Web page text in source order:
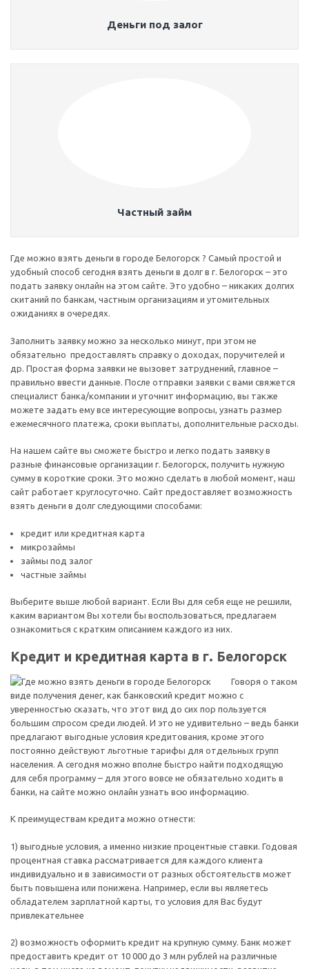
Деньги под залог
Частный займ
Где можно взять деньги в городе Белогорск ? Самый простой и
удобный способ сегодня взять деньги в долг в г. Белогорск – это
подать заявку онлайн на этом сайте. Это удобно – никаких долгих
скитаний по банкам, частным организациям и утомительных
ожиданиях в очередях.
Заполнить заявку можно за несколько минут, при этом не
обязательно предоставлять справку о доходах, поручителей и
др. Простая форма заявки не вызовет затруднений, главное –
правильно ввести данные. После отправки заявки с вами свяжется
специалист банка/компании и уточнит информацию, вы также
можете задать ему все интересующие вопросы, узнать размер
ежемесячного платежа, сроки выплаты, дополнительные расходы.
На нашем сайте вы сможете быстро и легко подать заявку в
разные финансовые организации г. Белогорск, получить нужную
сумму в короткие сроки. Это можно сделать в любой момент, наш
сайт работает круглосуточно. Сайт предоставляет возможность
взять деньги в долг следующими способами:
кредит или кредитная карта
микрозаймы
займы под залог
частные займы
Выберите выше любой вариант. Если Вы для себя еще не решили,
каким вариантом Вы хотели бы воспользоваться, предлагаем
ознакомиться с кратким описанием каждого из них.
Кредит и кредитная карта в г. Белогорск
Говоря о таком
виде получения денег, как банковский кредит можно с
уверенностью сказать, что этот вид до сих пор пользуется
большим спросом среди людей. И это не удивительно – ведь банки
предлагают выгодные условия кредитования, кроме этого
постоянно действуют льготные тарифы для отдельных групп
населения. А сегодня можно вполне быстро найти подходящую
для себя программу – для этого вовсе не обязательно ходить в
банки, на сайте можно онлайн узнать всю информацию.
К преимуществам кредита можно отнести:
1) выгодные условия, а именно низкие процентные ставки. Годовая
процентная ставка рассматривается для каждого клиента
индивидуально и в зависимости от разных обстоятельств может
быть повышена или понижена. Например, если вы являетесь
обладателем зарплатной карты, то условия для Вас будут
привлекательнее
2) возможность оформить кредит на крупную сумму. Банк может
предоставить кредит от 10 000 до 3 млн рублей на различные